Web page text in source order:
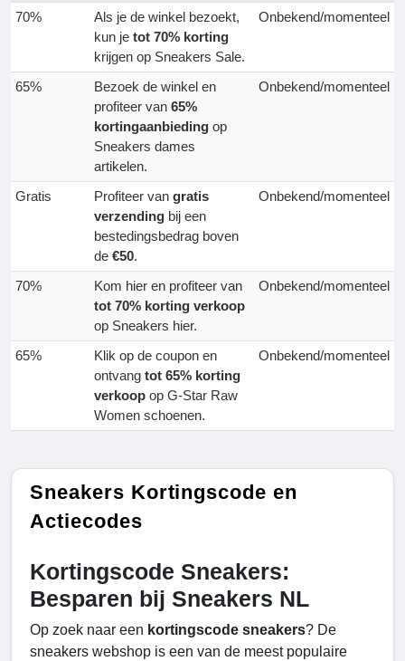
70%
Als je de winkel bezoekt,
kun je tot 70% korting
krijgen op Sneakers Sale.
Onbekend/momenteel
65%
Bezoek de winkel en
profiteer van 65%
kortingaanbieding op
Sneakers dames
artikelen.
Onbekend/momenteel
Gratis Profiteer van gratis
verzending bij een
bestedingsbedrag boven
de €50.
Onbekend/momenteel
70%
Kom hier en profiteer van
tot 70% korting verkoop
op Sneakers hier.
Onbekend/momenteel
65%
Klik op de coupon en
ontvang tot 65% korting
verkoop op G-Star Raw
Women schoenen.
Onbekend/momenteel
Sneakers Kortingscode en
Actiecodes
Kortingscode Sneakers:
Besparen bij Sneakers NL
Op zoek naar een kortingscode sneakers? De
sneakers webshop is een van de meest populaire